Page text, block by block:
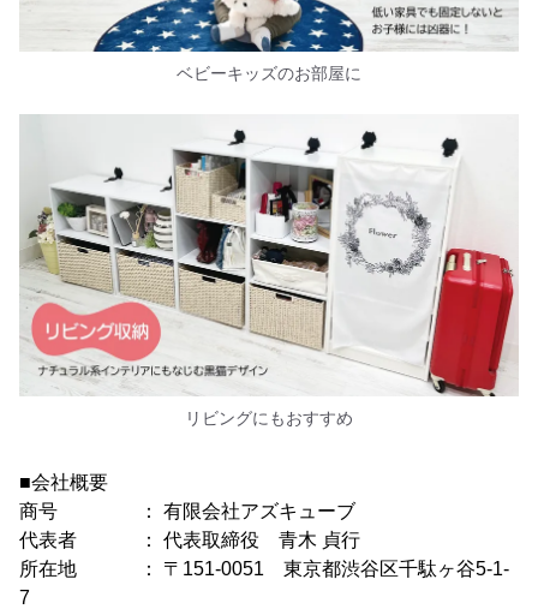
ベビーキッズのお部屋に
リビングにもおすすめ
■会社概要
商号 ： 有限会社アズキューブ
代表者 ： 代表取締役 青木 貞行
所在地 ： 〒151-0051 東京都渋谷区千駄ヶ谷5-1-
7